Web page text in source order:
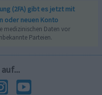
(2FA) gibt es jetzt mit
oder neuen Konto
medizinischen Daten vor
Parteien.